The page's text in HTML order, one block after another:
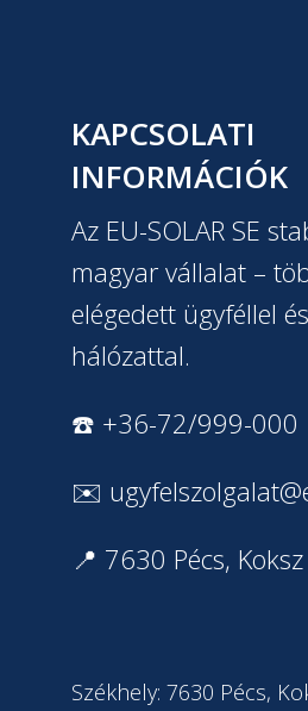
KAPCSOLATI
INFORMÁCIÓK
Az EU-SOLAR SE
magyar vállalat –
elégedett ügyféllel
hálózattal.
☎️ +36-72/999-000
✉️
📍 7630 Pécs,
Székhely: 7630 Pécs,